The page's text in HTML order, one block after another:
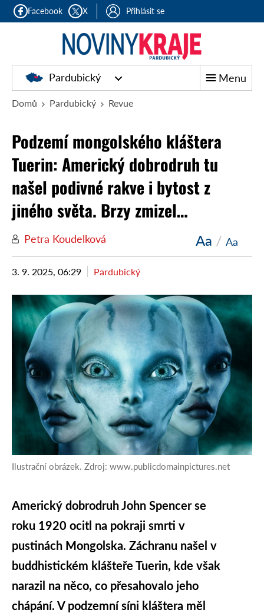
Facebook X Přihlásit se
Pardubický Menu
Domů Pardubický Revue
Podzemí mongolského kláštera
Tuerin: Americký dobrodruh tu
našel podivné rakve i bytost z
jiného světa. Brzy zmizel…
Petra Koudelková Aa / Aa
3. 9. 2025, 06:29 Pardubický
Ilustrační obrázek. Zdroj: www.publicdomainpictures.net
Americký dobrodruh John Spencer se
roku 1920 ocitl na pokraji smrti v
pustinách Mongolska. Záchranu našel v
buddhistickém klášteře Tuerin, kde však
narazil na něco, co přesahovalo jeho
chápání. V podzemní síni kláštera měl